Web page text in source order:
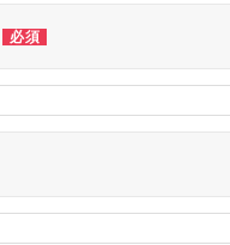
必須